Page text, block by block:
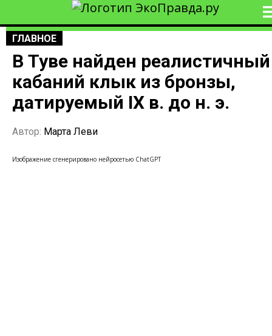
ГЛАВНОЕ
В Туве найден реалистичный
кабаний клык из бронзы,
датируемый IX в. до н. э.
Автор: Марта Леви
Изображение сгенерировано нейросетью ChatGPT